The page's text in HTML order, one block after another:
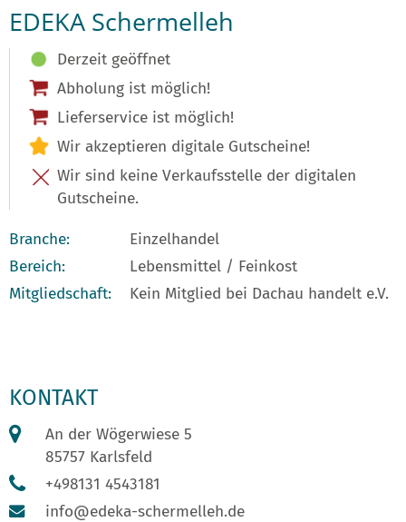
EDEKA Schermelleh
Derzeit geöffnet
Abholung ist möglich!
Lieferservice ist möglich!
Wir akzeptieren digitale Gutscheine!
Wir sind keine Verkaufsstelle der digitalen
Gutscheine.
Branche:
Einzelhandel
Bereich:
Lebensmittel / Feinkost
Mitgliedschaft:
Kein Mitglied bei Dachau handelt e.V.
KONTAKT
An der Wögerwiese 5
85757 Karlsfeld
+498131 4543181
info@edeka-schermelleh.de